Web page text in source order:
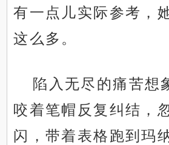
有一点儿实际参考，
这么多。
陷入无尽的痛苦想
咬着笔帽反复纠结，
闪，带着表格跑到玛